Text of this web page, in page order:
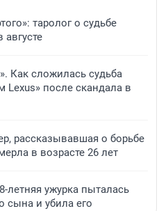
таролог о судьбе
августе
Как сложилась судьба
Lexus» после скандала в
рассказывавшая о борьбе
в возрасте 26 лет
летняя ужурка пыталась
сына и убила его